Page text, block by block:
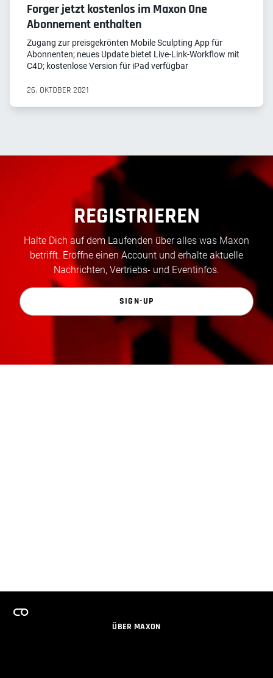
Forger jetzt kostenlos im Maxon One
Abonnement enthalten
Zugang zur preisgekrönten Mobile Sculpting App für
Abonnenten; neues Update bietet Live-Link-Workflow mit
C4D; kostenlose Version für iPad verfügbar
26. OKTOBER 2021
REGISTRIEREN
Halte Dich auf dem Laufenden über alles was Maxon
betrifft. Eröffne einen Account und erhalte aktuelle
Nachrichten, Vertriebs- und Eventinfos.
SIGN-UP
ÜBER MAXON